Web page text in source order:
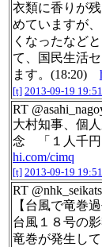
衣類に香りが
めていますが
くなったなど
て、国民生活
ます。(18:20)
[t] 2013-09-19
RT
大村知事、個
念 「１人千
hi.com/cimq
[t] 2013-09-19
RT
【台風で竜巻
台風１８号の
竜巻が発生し